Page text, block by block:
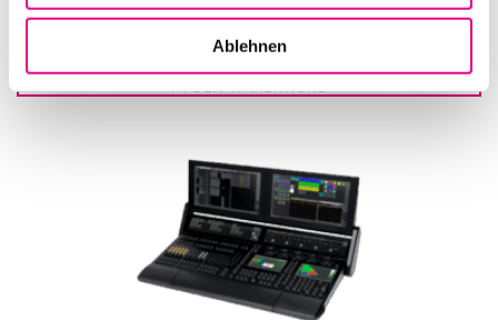
Ablehnen
MA LIGHTING GRANDMA3 COMPACT XT
IN DEN WARENKORB